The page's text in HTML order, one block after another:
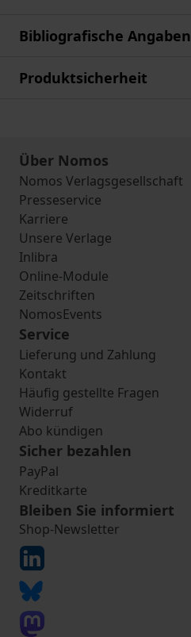
Bibliografische Angaben
Produktsicherheit
Über Nomos
Nomos Verlagsgesellschaft
Presseservice
Karriere
Unsere Verlage
Inlibra
Online-Module
Zeitschriften
NomosEvents
Service
Lieferung und Zahlung
Kontakt
Häufig gestellte Fragen
Widerruf
Abo kündigen
Sicher bezahlen
PayPal
Kreditkarte
Bleiben Sie informiert
Shop-Newsletter